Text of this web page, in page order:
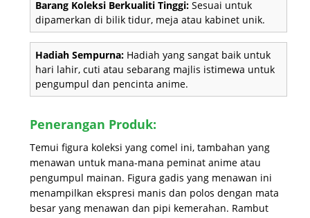
Barang Koleksi Berkualiti Tinggi:Sesuai untuk
dipamerkan di bilik tidur, meja atau kabinet unik.
Hadiah Sempurna:Hadiah yang sangat baik untuk
hari lahir, cuti atau sebarang majlis istimewa untuk
pengumpul dan pencinta anime.
Penerangan Produk:
Temui figura koleksi yang comel ini, tambahan yang
menawan untuk mana-mana peminat anime atau
pengumpul mainan. Figura gadis yang menawan ini
menampilkan ekspresi manis dan polos dengan mata
besar yang menawan dan pipi kemerahan. Rambut